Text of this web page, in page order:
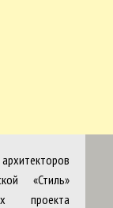
«Стиль»
проекта